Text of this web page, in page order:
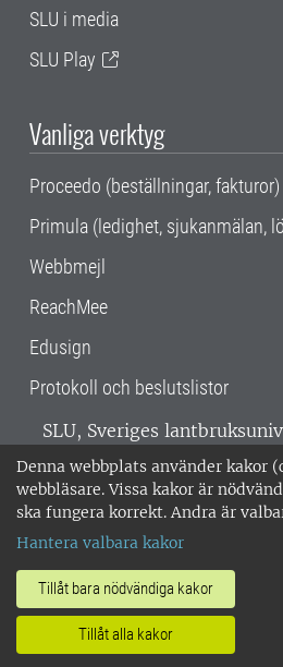
Denna webbplats använder kakor
webbläsare. Vissa kakor är
ska fungera korrekt. Andra är
Hantera valbara kakor
Tillåt bara nödvändiga kakor
Tillåt alla kakor
SLU i media
SLU Play
Vanliga verktyg
Proceedo (beställningar, fakturor)
Primula (ledighet, sjukanmälan,
Webbmejl
ReachMee
Edusign
Protokoll och beslutslistor
SLU, Sveriges
verksamhet över hela
Alnarp, Uppsala och Umeå.
miljöcertifierat enligt ISO
018-67 10 00 • Org nr:
Om SLU:s webbplatser
•Hantera kakor•
personuppgifter